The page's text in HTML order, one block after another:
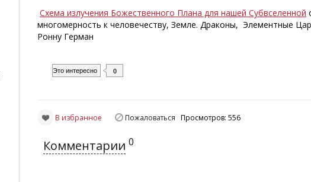
Схема излучения Божественного Плана для нашей Субвселенной
многомерность к человечеству, Земле. Драконы, Элементные
Ронну Герман
Это интересно 0
В избранное Пожаловаться Просмотров: 556
Комментарии 0